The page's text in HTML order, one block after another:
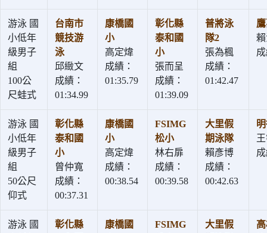
游泳 國
小低年
級男子
組
100公
尺蛙式
台南市
競技游
泳
邱緻文
成績：
01:34.99
康橋國
小
高定煒
成績：
01:35.79
彰化縣
泰和國
小
張而呈
成績：
01:39.09
普將泳
隊2
張為楓
成績：
01:42.47
游泳 國
小低年
級男子
組
50公尺
仰式
彰化縣
泰和國
小
曾仲寬
成績：
00:37.31
康橋國
小
高定煒
成績：
00:38.54
FSIMG
松小
林右扉
成績：
00:39.58
大里假
期泳隊
賴彥博
成績：
00:42.63
游泳 國
彰化縣
康橋國
FSIMG
大里假